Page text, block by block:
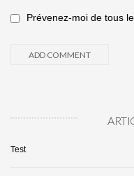
Prévenez-moi de tous
Test